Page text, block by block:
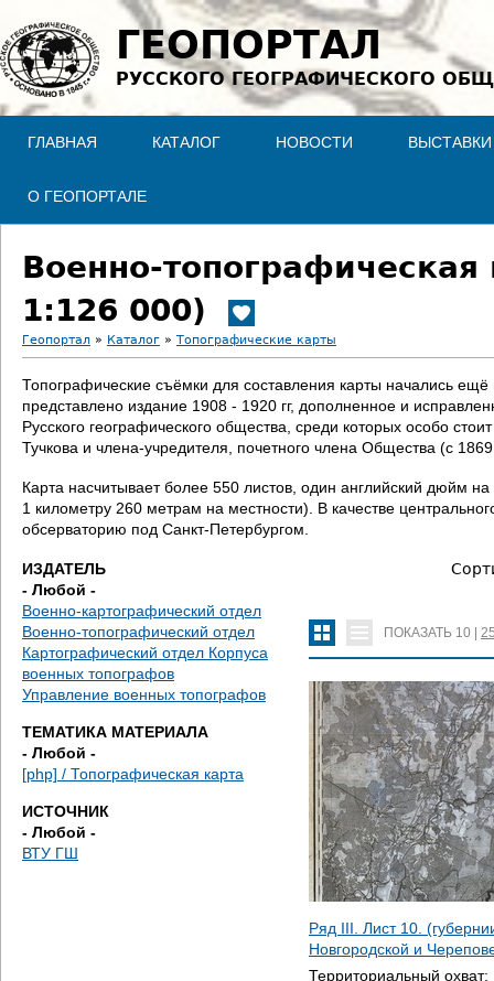
Jump to navigation
ГЕОПОРТАЛ
РУССКОГО ГЕОГРАФИЧЕСКОГО
ГЛАВНАЯ КАТАЛОГ НОВОСТИ ВЫСТАВКИ
О ГЕОПОРТАЛЕ
Военно-
1:126 000)
В
ы
з
д
с
ь
Геопортал » Каталог » Топографические карты
Топографические съёмки для составления карты начались
представлено издание 1908 - 1920 гг, дополненное и
Русского географического общества, среди которых особо
Тучкова и члена-учредителя, почетного члена Общества (с
Карта насчитывает более 550 листов, один английский дюйм
1 километру 260 метрам на местности). В качестве
обсерваторию под Санкт-Петербургом.
ИЗДАТЕЛЬ
- Любой -
Военно-картографический отдел
Военно-топографический отдел
Картографический отдел Корпуса
военных топографов
Управление военных топографов
ТЕМАТИКА МАТЕРИАЛА
- Любой -
[php] / Топографическая карта
ИСТОЧНИК
- Любой -
ВТУ ГШ
ПОКАЗАТЬ 10 |
Ряд III. Лист 10.
Новгородской и
Территориальный охват: